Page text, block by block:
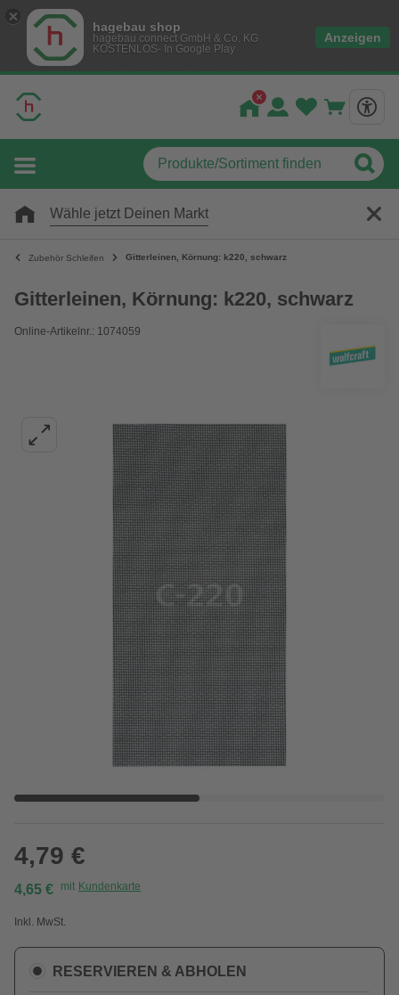
hagebau shop
hagebau connect GmbH & Co. KG
KOSTENLOS- In Google Play
Anzeigen
Wähle jetzt Deinen Markt
Zubehör Schleifen Gitterleinen, Körnung: k220, schwarz
Gitterleinen, Körnung: k220, schwarz
Online-Artikelnr.: 1074059
4,79 €
4,65 € mit Kundenkarte
Inkl. MwSt.
RESERVIEREN & ABHOLEN